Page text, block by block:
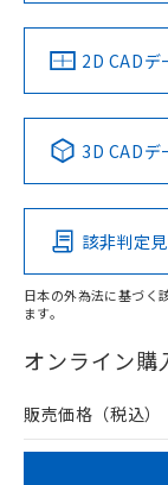
中国 RoHS 注
Pb
在庫等で未対応
問い合わせくだ
2D CADデ
3D CADデ
該非判定
日本の外為法に基づく
ます。
オンライン購
販売価格（税込）